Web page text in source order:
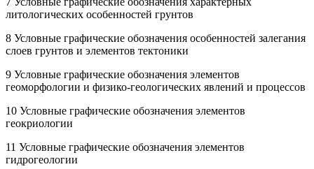
литологических особенностей грунтов
8 Условные графические обозначения особенностей залегания
слоев грунтов и элементов тектоники
9 Условные графические обозначения элементов
геоморфологии и физико-геологических явлений и процессов
10 Условные графические обозначения элементов
геокриологии
11 Условные графические обозначения элементов
гидрогеологии